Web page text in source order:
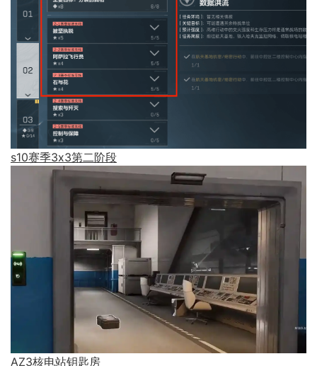
s10赛季3x3第二阶段
AZ3核电站钥匙房